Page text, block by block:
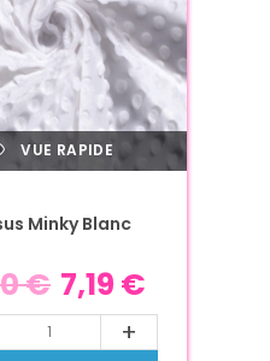
VUE RAPIDE
Minky Blanc
€ 7,19 €
+